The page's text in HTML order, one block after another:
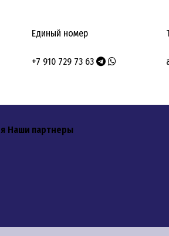
Единый номер
+7 910 729 73 63
Наши партнеры